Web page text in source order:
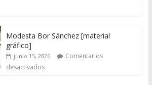
Modesta Bor Sánchez [material
gráfico]
junio 15, 2026
Comentarios
desactivados